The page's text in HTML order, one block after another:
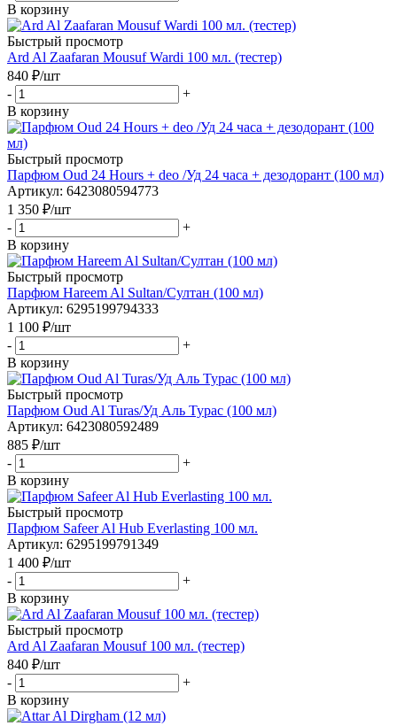
В корзину
Быстрый просмотр
Ard Al Zaafaran Mousuf Wardi 100 мл. (тестер)
840 ₽/шт
-
+
В корзину
Быстрый просмотр
Парфюм Oud 24 Hours + deo /Уд 24 часа + дезодорант (100 мл)
Артикул: 6423080594773
1 350 ₽/шт
-
+
В корзину
Быстрый просмотр
Парфюм Hareem Al Sultan/Султан (100 мл)
Артикул: 6295199794333
1 100 ₽/шт
-
+
В корзину
Быстрый просмотр
Парфюм Oud Al Turas/Уд Аль Турас (100 мл)
Артикул: 6423080592489
885 ₽/шт
-
+
В корзину
Быстрый просмотр
Парфюм Safeer Al Hub Everlasting 100 мл.
Артикул: 6295199791349
1 400 ₽/шт
-
+
В корзину
Быстрый просмотр
Ard Al Zaafaran Mousuf 100 мл. (тестер)
840 ₽/шт
-
+
В корзину